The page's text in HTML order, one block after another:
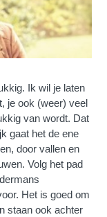
Ik wil je laten
je ook (weer) veel
van wordt. Dat
gaat het de ene
door vallen en
Volg het pad
Het is goed om
staan ook achter